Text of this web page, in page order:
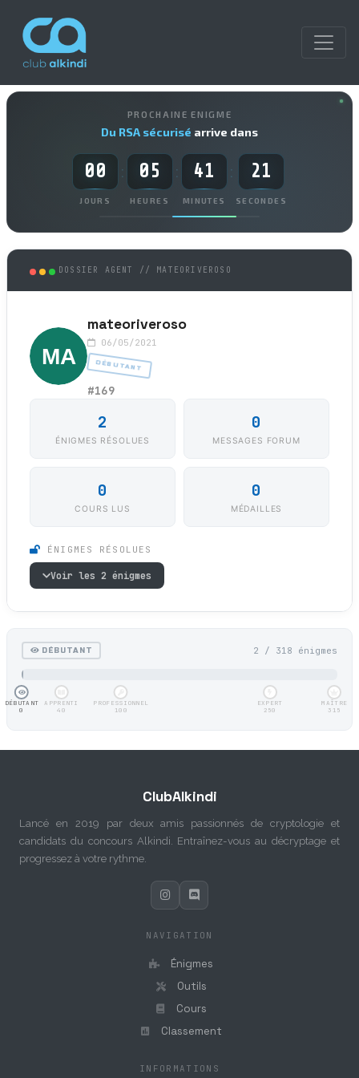
PROCHAINE ENIGME
Du RSA sécurisé arrive dans
00
JOURS
: 05
HEURES
: 41
MINUTES
: 21
SECONDES
DOSSIER AGENT // MATEORIVEROSO
mateoriveroso
06/05/2021
DÉBUTANT
#169
2
ÉNIGMES RÉSOLUES
0
MESSAGES FORUM
0
COURS LUS
0
MÉDAILLES
ÉNIGMES RÉSOLUES
Voir les 2 énigmes
DÉBUTANT 2 / 318 énigmes
DÉBUTANT
0
APPRENTI
40
PROFESSIONNEL
100
EXPERT
250
MAÎTRE
315
ClubAlkindi
Lancé en 2019 par deux amis passionnés de cryptologie et
candidats du concours Alkindi. Entraînez-vous au décryptage et
progressez à votre rythme.
NAVIGATION
Énigmes
Outils
Cours
Classement
INFORMATIONS